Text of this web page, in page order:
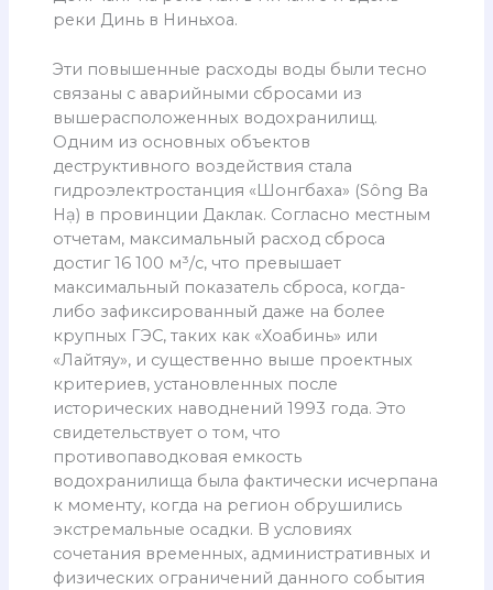
реки Динь в Ниньхоа.
Эти повышенные расходы воды были тесно
связаны с аварийными сбросами из
вышерасположенных водохранилищ.
Одним из основных объектов
деструктивного воздействия стала
гидроэлектростанция «Шонгбаха» (Sông Ba
Hạ) в провинции Даклак. Согласно местным
отчетам, максимальный расход сброса
достиг 16 100 м³/с, что превышает
максимальный показатель сброса, когда-
либо зафиксированный даже на более
крупных ГЭС, таких как «Хоабинь» или
«Лайтяу», и существенно выше проектных
критериев, установленных после
исторических наводнений 1993 года. Это
свидетельствует о том, что
противопаводковая емкость
водохранилища была фактически исчерпана
к моменту, когда на регион обрушились
экстремальные осадки. В условиях
сочетания временных, административных и
физических ограничений данного события